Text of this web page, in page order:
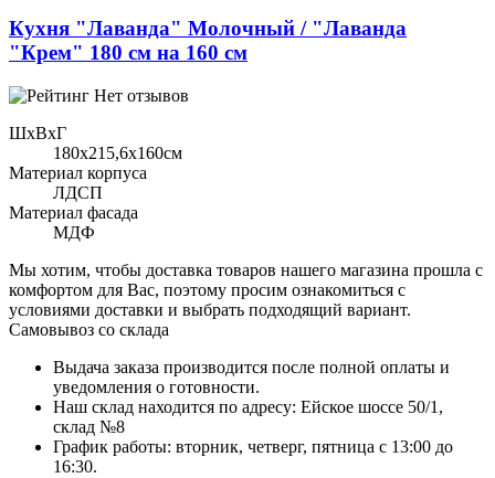
Кухня "Лаванда" Молочный / "Лаванда
"Крем" 180 см на 160 см
Нет отзывов
ШхВхГ
180x215,6х160см
Материал корпуса
ЛДСП
Материал фасада
МДФ
Мы хотим, чтобы доставка товаров нашего магазина прошла с
комфортом для Вас, поэтому просим ознакомиться с
условиями доставки и выбрать подходящий вариант.
Самовывоз со склада
Выдача заказа производится после полной оплаты и
уведомления о готовности.
Наш склад находится по адресу: Ейское шоссе 50/1,
склад №8
График работы: вторник, четверг, пятница с 13:00 до
16:30.